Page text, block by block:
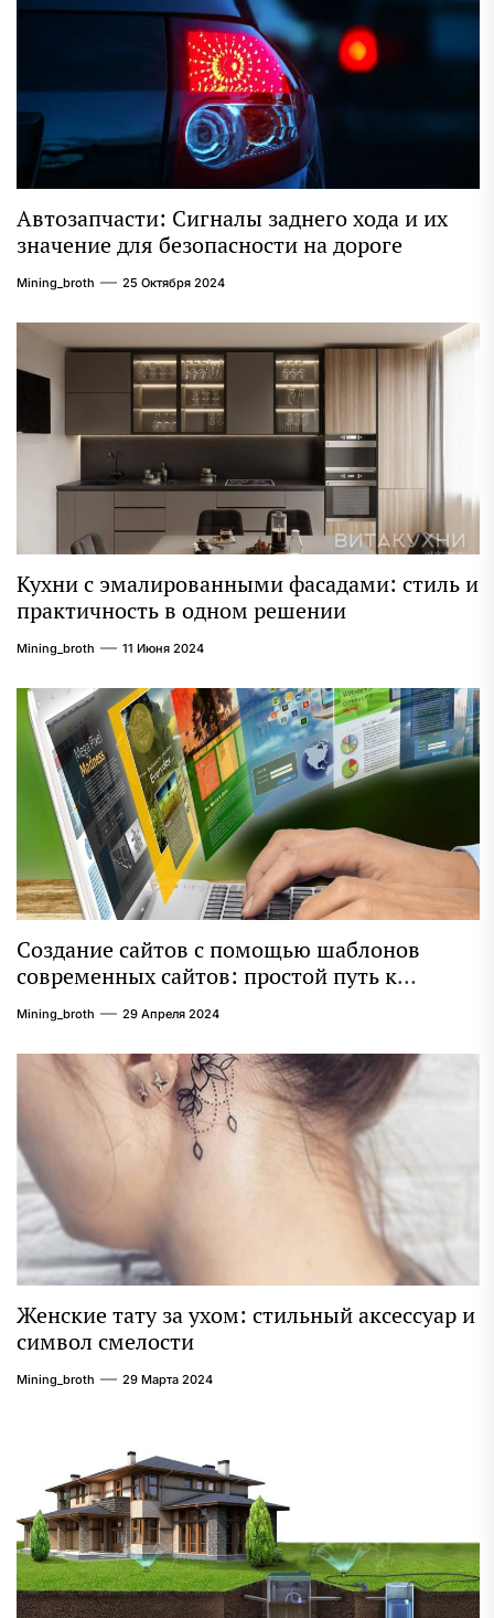
Автозапчасти: Сигналы заднего хода и их
значение для безопасности на дороге
Mining_broth 25 Октября 2024
Кухни с эмалированными фасадами: стиль и
практичность в одном решении
Mining_broth 11 Июня 2024
Создание сайтов с помощью шаблонов
современных сайтов: простой путь к
качественному веб-присутствию
Mining_broth 29 Апреля 2024
Женские тату за ухом: стильный аксессуар и
символ смелости
Mining_broth 29 Марта 2024